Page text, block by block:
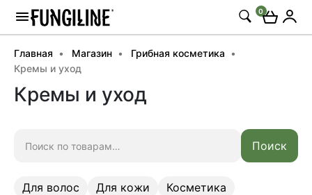
0
Главная Магазин
Грибная косметика
Кремы и уход
Кремы и уход
Поиск
Для волос Для кожи
Косметика